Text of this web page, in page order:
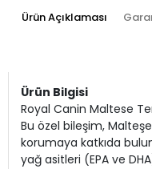
Ürün Açıklaması
Ürün Bilgisi
Royal Canin Maltese
Bu özel bileşim, Malteşe
korumaya katkıda
yağ asitleri (EPA ve